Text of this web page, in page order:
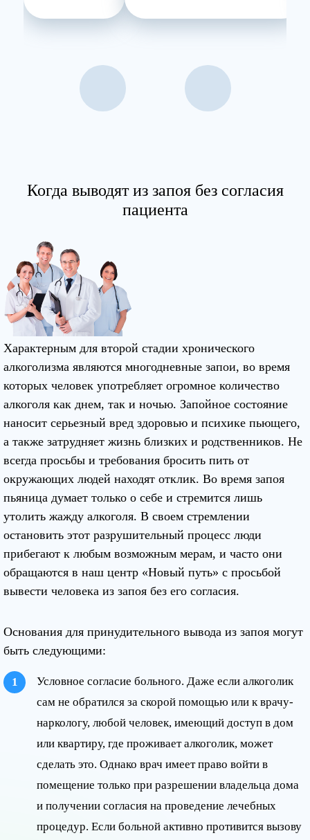
Когда выводят из запоя без согласия
пациента
Характерным для второй стадии хронического
алкоголизма являются многодневные запои, во время
которых человек употребляет огромное количество
алкоголя как днем, так и ночью. Запойное состояние
наносит серьезный вред здоровью и психике пьющего,
а также затрудняет жизнь близких и родственников. Не
всегда просьбы и требования бросить пить от
окружающих людей находят отклик. Во время запоя
пьяница думает только о себе и стремится лишь
утолить жажду алкоголя. В своем стремлении
остановить этот разрушительный процесс люди
прибегают к любым возможным мерам, и часто они
обращаются в наш центр «Новый путь» с просьбой
вывести человека из запоя без его согласия.
Основания для принудительного вывода из запоя могут
быть следующими:
Условное согласие больного. Даже если алкоголик
сам не обратился за скорой помощью или к врачу-
наркологу, любой человек, имеющий доступ в дом
или квартиру, где проживает алкоголик, может
сделать это. Однако врач имеет право войти в
помещение только при разрешении владельца дома
и получении согласия на проведение лечебных
процедур. Если больной активно противится вызову